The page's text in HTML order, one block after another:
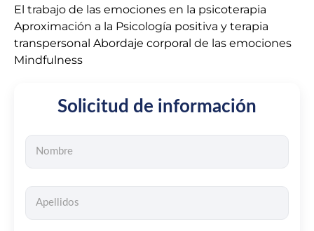
El trabajo de las emociones en la psicoterapia
Aproximación a la Psicología positiva y terapia
transpersonal Abordaje corporal de las emociones
Mindfulness
Solicitud de información